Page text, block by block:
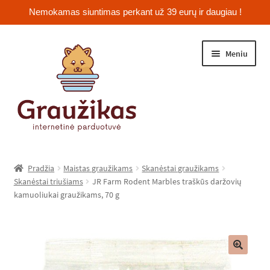
Nemokamas siuntimas perkant už 39 eurų ir daugiau !
Meniu
menu
Žiurkėnai
menu
Pradžia Maistas graužikams
Skanėstai graužikams
Skanėstai triušiams
JR Farm Rodent Marbles traškūs daržovių
kamuoliukai graužikams, 70 g